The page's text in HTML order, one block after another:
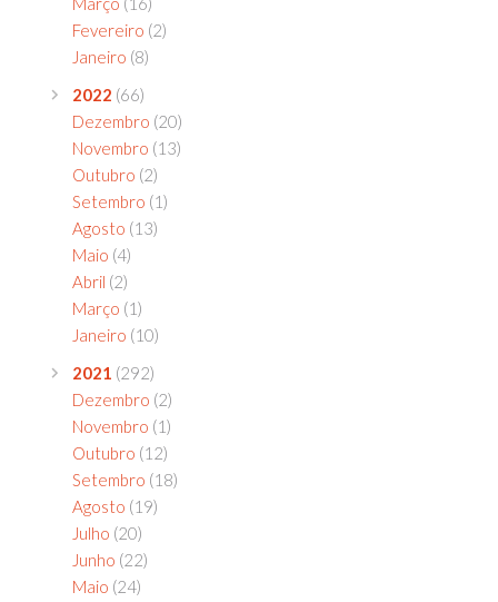
Fevereiro (2)
Janeiro (8)
2022 (66)
Dezembro (20)
Novembro (13)
Outubro (2)
Setembro (1)
Agosto (13)
Maio (4)
Abril (2)
Março (1)
Janeiro (10)
2021 (292)
Dezembro (2)
Novembro (1)
Outubro (12)
Setembro (18)
Agosto (19)
Julho (20)
Junho (22)
Maio (24)